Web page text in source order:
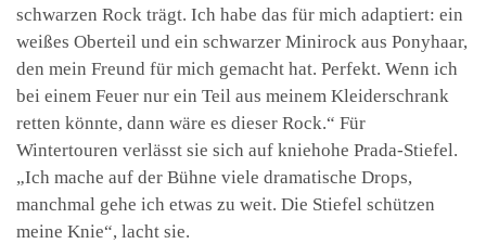
schwarzen Rock trägt. Ich habe das für mich adaptiert: ein
weißes Oberteil und ein schwarzer Minirock aus Ponyhaar,
den mein Freund für mich gemacht hat. Perfekt. Wenn ich
bei einem Feuer nur ein Teil aus meinem Kleiderschrank
retten könnte, dann wäre es dieser Rock.“ Für
Wintertouren verlässt sie sich auf kniehohe Prada-Stiefel.
„Ich mache auf der Bühne viele dramatische Drops,
manchmal gehe ich etwas zu weit. Die Stiefel schützen
meine Knie“, lacht sie.